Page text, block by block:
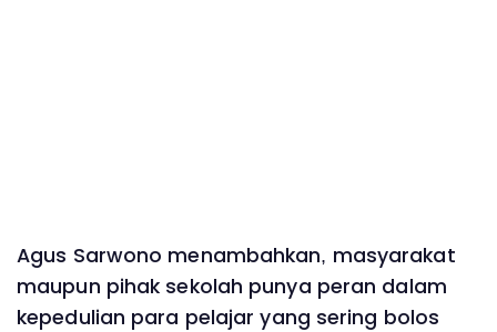
Agus Sarwono menambahkan, masyarakat
maupun pihak sekolah punya peran dalam
kepedulian para pelajar yang sering bolos